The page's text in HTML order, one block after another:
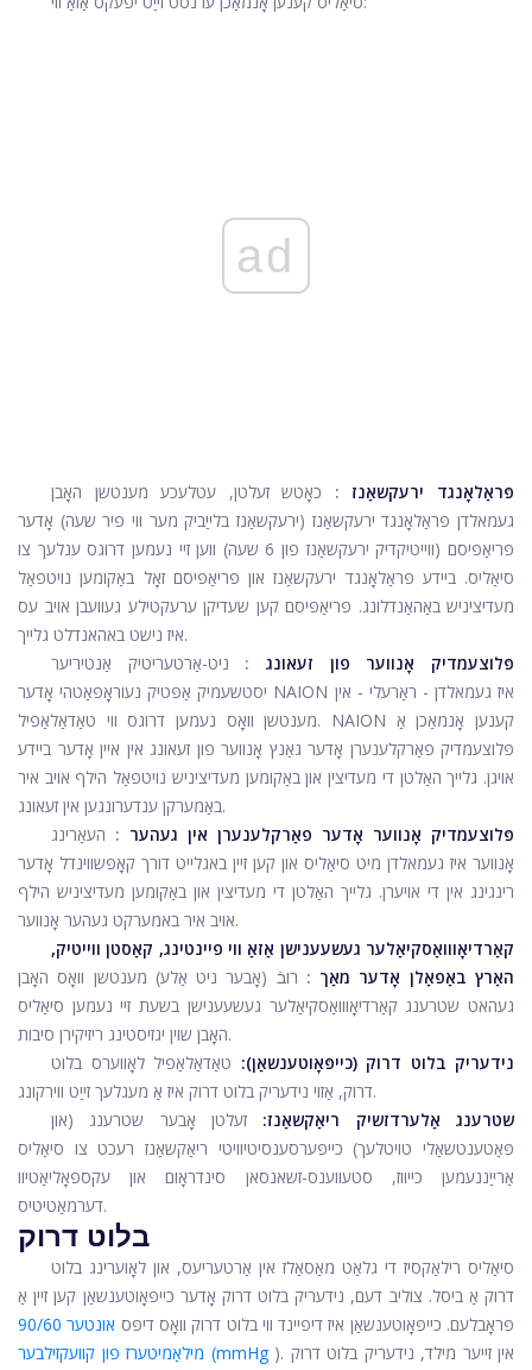
ad
פּראַלאָנגד ירעקשאַנז : כאָטש זעלטן, עטלעכע מענטשן האָבן
געמאלדן פּראַלאָנגד ירעקשאַנז (ירעקשאַנז בלייַביק מער ווי פיר שעה) אָדער
פּריאַפּיסם (ווייטיקדיק ירעקשאַנז פון 6 שעה) ווען זיי נעמען דרוגס ענלעך צו
סיאַליס. ביידע פּראַלאָנגד ירעקשאַנז און פּריאַפּיסם זאָל באַקומען נויטפאַל
מעדיציניש באַהאַנדלונג. פּריאַפּיסם קען שעדיקן ערעקטילע געוועבן אויב עס
איז נישט באהאנדלט גלייך.
פּלוצעמדיק אָנווער פון זעאונג
: ניט-אַרטעריטיק אַנטיריער
יסטשעמיק אַפּטיק נעוראָפּאַטהי אָדער NAION איז געמאלדן - ראַרעלי - אין
מענטשן וואָס נעמען דרוגס ווי טאַדאַלאַפיל. NAION קענען אָנמאַכן אַ
פּלוצעמדיק פאַרקלענערן אָדער גאַנץ אָנווער פון זעאונג אין איין אָדער ביידע
אויגן. גלייך האַלטן די מעדיצין און באַקומען מעדיציניש נויטפאַל הילף אויב איר
באַמערקן ענדערונגען אין זעאונג.
פּלוצעמדיק אָנווער אָדער פאַרקלענערן אין געהער : העאַרינג
אָנווער איז געמאלדן מיט סיאַליס און קען זיין באגלייט דורך קאָפּשווינדל אָדער
רינגינג אין די אויערן. גלייך האַלטן די מעדיצין און באַקומען מעדיציניש הילף
אויב איר באמערקט געהער אָנווער.
קאַרדיאָווואַסקיאַלער געשעענישן אַזאַ ווי פיינטינג, קאַסטן ווייטיק,
האַרץ באַפאַלן אָדער מאַך : רובֿ (אָבער ניט אַלע) מענטשן וואָס האָבן
געהאט שטרענג קאַרדיאָווואַסקיאַלער געשעענישן בשעת זיי נעמען סיאַליס
האָבן שוין יגזיסטינג ריזיקירן סיבות.
נידעריק בלוט דרוק (כייפּאָוטענשאַן): טאַדאַלאַפיל לאָווערס בלוט
דרוק, אַזוי נידעריק בלוט דרוק איז אַ מעגלעך זייַט ווירקונג.
שטרענג אַלערדזשיק ריאַקשאַנז:
זעלטן אָבער שטרענג (און
פּאַטענטשאַלי טויטלעך) כייפּערסענסיטיוויטי ריאַקשאַנז רעכט צו סיאַליס
אַרייַננעמען כייווז, סטעווענס-זשאנסאן סינדראָום און עקספאָליאַטיוו
דערמאַטיטיס.
בלוט דרוק
סיאַליס רילאַקסיז די גלאַט מאַסאַלז אין אַרטעריעס, און לאָוערינג בלוט
דרוק אַ ביסל. צוליב דעם, נידעריק בלוט דרוק אָדער כייפּאָוטענשאַן קען זיין אַ
פּראָבלעם. כייפּאָוטענשאַן איז דיפיינד ווי בלוט דרוק וואָס דיפּס
אונטער 90/60
מילאַמיטערז פון קוועקזילבער (mmHg ). אין זייער מילד, נידעריק בלוט דרוק